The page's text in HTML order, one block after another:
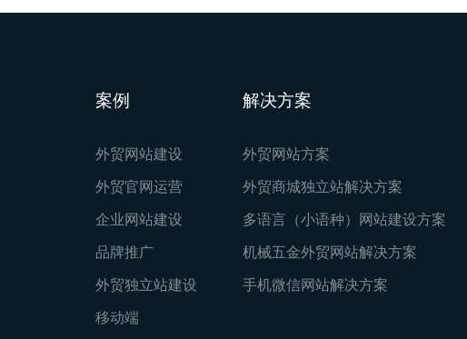
案例
外贸网站建设
外贸官网运营
企业网站建设
品牌推广
外贸独立站建设
移动端
解决方案
外贸网站方案
外贸商城独立站解决方案
多语言（小语种）网站建设方案
机械五金外贸网站解决方案
手机微信网站解决方案